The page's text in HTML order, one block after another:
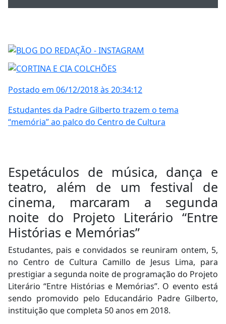
Postado em 06/12/2018 às 20:34:12
Estudantes da Padre Gilberto trazem o tema
“memória” ao palco do Centro de Cultura
Espetáculos de música, dança e
teatro, além de um festival de
cinema, marcaram a segunda
noite do Projeto Literário “Entre
Histórias e Memórias”
Estudantes, pais e convidados se reuniram ontem, 5,
no Centro de Cultura Camillo de Jesus Lima, para
prestigiar a segunda noite de programação do Projeto
Literário “Entre Histórias e Memórias”. O evento está
sendo promovido pelo Educandário Padre Gilberto,
instituição que completa 50 anos em 2018.